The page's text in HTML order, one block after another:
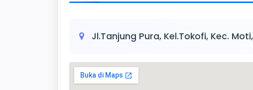
Jl.Tanjung Pura, Kel.Tokofi, Kec. Moti,